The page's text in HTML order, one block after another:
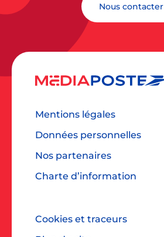
Nous contacter
Mentions légales
Données personnelles
Nos partenaires
Charte d’information
Cookies et traceurs